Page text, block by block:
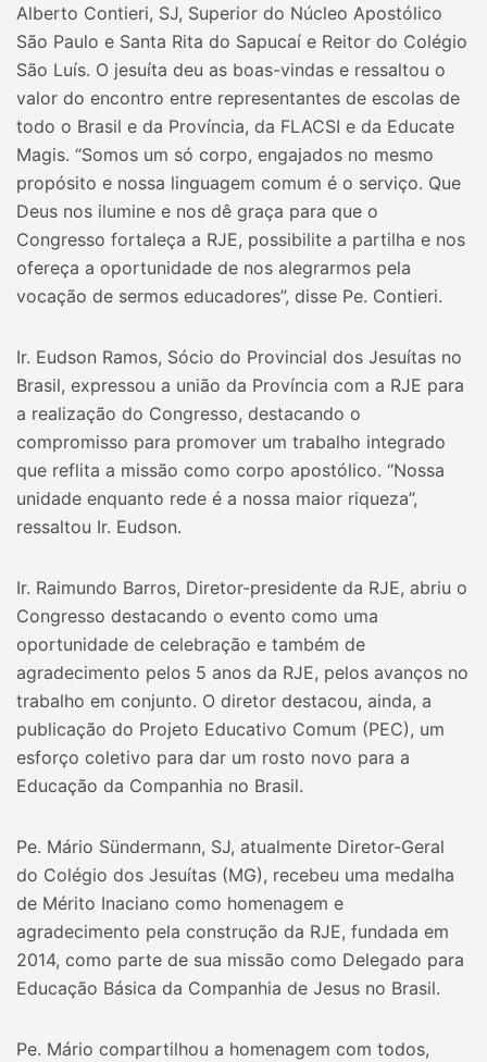
Alberto Contieri, SJ, Superior do Núcleo Apostólico
São Paulo e Santa Rita do Sapucaí e Reitor do Colégio
São Luís. O jesuíta deu as boas-vindas e ressaltou o
valor do encontro entre representantes de escolas de
todo o Brasil e da Província, da FLACSI e da Educate
Magis. “Somos um só corpo, engajados no mesmo
propósito e nossa linguagem comum é o serviço. Que
Deus nos ilumine e nos dê graça para que o
Congresso fortaleça a RJE, possibilite a partilha e nos
ofereça a oportunidade de nos alegrarmos pela
vocação de sermos educadores”, disse Pe. Contieri.
Ir. Eudson Ramos, Sócio do Provincial dos Jesuítas no
Brasil, expressou a união da Província com a RJE para
a realização do Congresso, destacando o
compromisso para promover um trabalho integrado
que reflita a missão como corpo apostólico. “Nossa
unidade enquanto rede é a nossa maior riqueza”,
ressaltou Ir. Eudson.
Ir. Raimundo Barros, Diretor-presidente da RJE, abriu o
Congresso destacando o evento como uma
oportunidade de celebração e também de
agradecimento pelos 5 anos da RJE, pelos avanços no
trabalho em conjunto. O diretor destacou, ainda, a
publicação do Projeto Educativo Comum (PEC), um
esforço coletivo para dar um rosto novo para a
Educação da Companhia no Brasil.
Pe. Mário Sündermann, SJ, atualmente Diretor-Geral
do Colégio dos Jesuítas (MG), recebeu uma medalha
de Mérito Inaciano como homenagem e
agradecimento pela construção da RJE, fundada em
2014, como parte de sua missão como Delegado para
Educação Básica da Companhia de Jesus no Brasil.
Pe. Mário compartilhou a homenagem com todos,